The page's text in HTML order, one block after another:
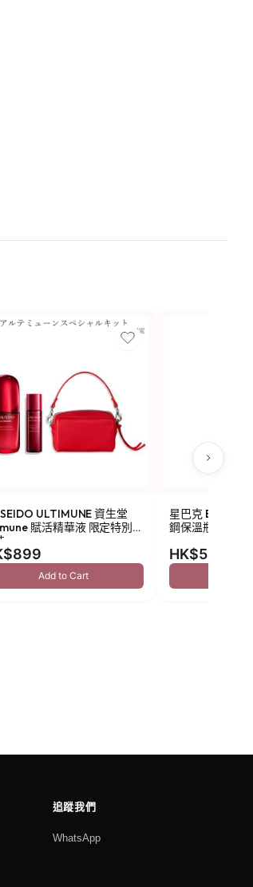
ULTIMUNE 資生堂
賦活精華液 限定特別
Add to Cart
星巴克 Been
鋼保溫瓶 473ml
HK$549
追蹤我們
WhatsApp